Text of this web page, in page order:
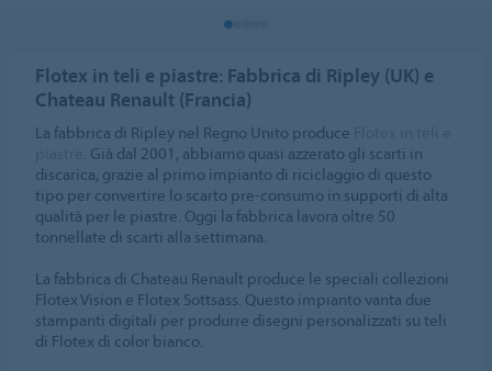
Flotex in teli e piastre: Fabbrica di Ripley (UK) e
Chateau Renault (Francia)
La fabbrica di Ripley nel Regno Unito produce
. Già dal 2001, abbiamo quasi azzerato gli scarti in
discarica, grazie al primo impianto di riciclaggio di questo
tipo per convertire lo scarto pre-consumo in supporti di alta
qualità per le piastre. Oggi la fabbrica lavora oltre 50
tonnellate di scarti alla settimana.
La fabbrica di Chateau Renault produce le speciali collezioni
Flotex Vision e Flotex Sottsass. Questo impianto vanta due
stampanti digitali per produrre disegni personalizzati su teli
di Flotex di color bianco.